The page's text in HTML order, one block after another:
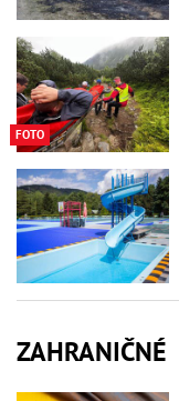
FOTO
ZAHRANIČNÉ